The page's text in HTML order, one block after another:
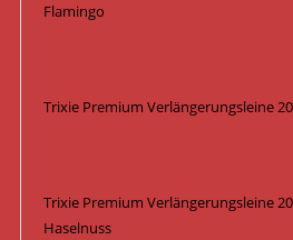
Flamingo
Trixie Premium Verlängerungsleine
Trixie Premium Verlängerungsleine
Haselnuss